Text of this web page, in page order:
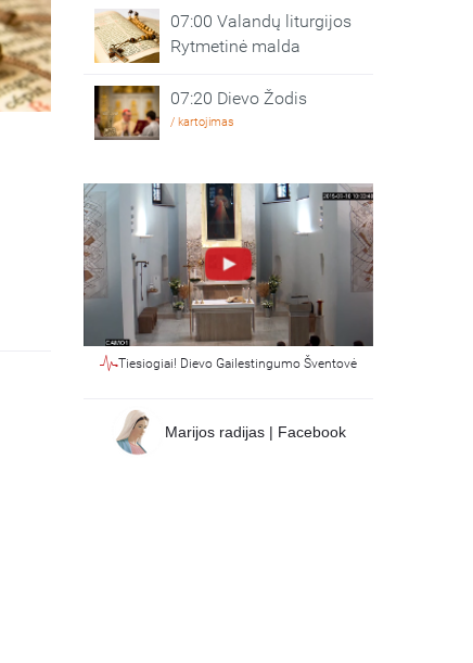
07:00 Valandų liturgijos
Rytmetinė malda
07:20 Dievo Žodis
/ kartojimas
Tiesiogiai! Dievo Gailestingumo Šventovė
Marijos radijas | Facebook